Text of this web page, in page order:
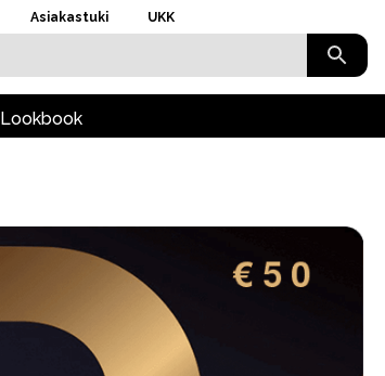
Asiakastuki UKK
Lookbook